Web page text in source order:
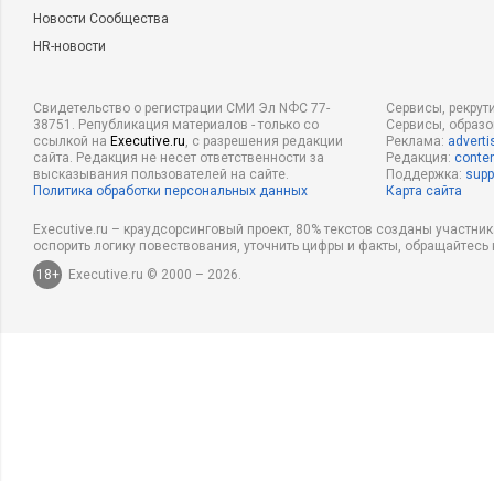
Новости Сообщества
HR-новости
Свидетельство о регистрации СМИ Эл NФС 77-
38751. Републикация материалов - только со
ссылкой на Executive.ru, с разрешения редакции
сайта. Редакция не несет ответственности за
высказывания пользователей на сайте.
Политика обработки персональных данных
Сервисы,
Сервисы,
Реклама:
Редакция:
Поддержка:
Карта сайта
Executive.ru – краудсорсинговый проект, 80% текстов созданы
оспорить логику повествования, уточнить цифры и факты,
18+
Executive.ru © 2000 – 2026.